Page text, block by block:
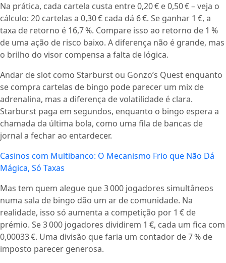
Na prática, cada cartela custa entre 0,20 € e 0,50 € – veja o
cálculo: 20 cartelas a 0,30 € cada dá 6 €. Se ganhar 1 €, a
taxa de retorno é 16,7 %. Compare isso ao retorno de 1 %
de uma ação de risco baixo. A diferença não é grande, mas
o brilho do visor compensa a falta de lógica.
Andar de slot como Starburst ou Gonzo’s Quest enquanto
se compra cartelas de bingo pode parecer um mix de
adrenalina, mas a diferença de volatilidade é clara.
Starburst paga em segundos, enquanto o bingo espera a
chamada da última bola, como uma fila de bancas de
jornal a fechar ao entardecer.
Casinos com Multibanco: O Mecanismo Frio que Não Dá
Mágica, Só Taxas
Mas tem quem alegue que 3 000 jogadores simultâneos
numa sala de bingo dão um ar de comunidade. Na
realidade, isso só aumenta a competição por 1 € de
prémio. Se 3 000 jogadores dividirem 1 €, cada um fica com
0,00033 €. Uma divisão que faria um contador de 7 % de
imposto parecer generosa.